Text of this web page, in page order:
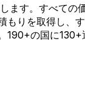
ます。すべての
もりを取得し、
190+の国に130+